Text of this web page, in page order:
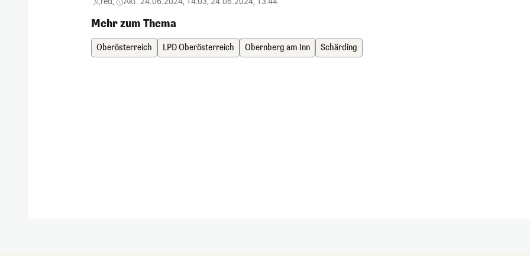
Mehr zum Thema
Oberösterreich LPD Oberösterreich Obernberg am Inn Schärding